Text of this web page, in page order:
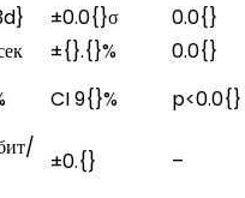
±0.0{}σ
0.0{}
±{}.{}%
0.0{}
CI 9{}% p<0.0{}
±0.{} –